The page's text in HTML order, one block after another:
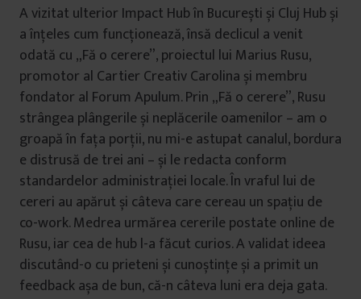
A vizitat ulterior Impact Hub în București și Cluj Hub și
a înțeles cum funcționează, însă declicul a venit
odată cu „Fă o cerere”, proiectul lui Marius Rusu,
promotor al Cartier Creativ Carolina și membru
fondator al Forum Apulum. Prin „Fă o cerere”, Rusu
strângea plângerile și neplăcerile oamenilor – am o
groapă în fața porții, nu mi-e astupat canalul, bordura
e distrusă de trei ani – și le redacta conform
standardelor administrației locale. În vraful lui de
cereri au apărut și câteva care cereau un spațiu de
co-work. Medrea urmărea cererile postate online de
Rusu, iar cea de hub l-a făcut curios. A validat ideea
discutând-o cu prieteni și cunoștințe și a primit un
feedback așa de bun, că-n câteva luni era deja gata.